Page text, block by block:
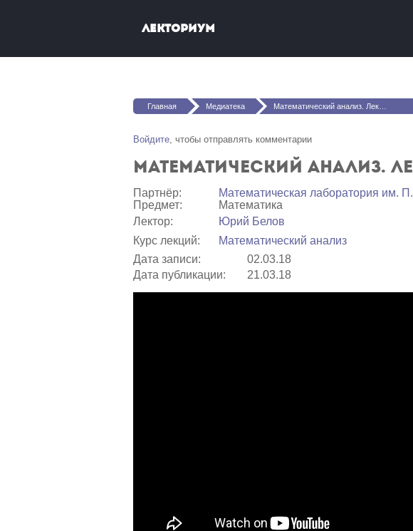
Лекториум
Вы здесь
Главная Медиатека Математический анализ. Лекция 86
Войдите, чтобы отправлять комментарии
Математический анализ.
Партнёр:
Математичеcкая лаборатория им.
Предмет:
Математика
Лектор:
Юрий Белов
Курс лекций:
Математический анализ
Дата записи:
02.03.18
Дата публикации:
21.03.18